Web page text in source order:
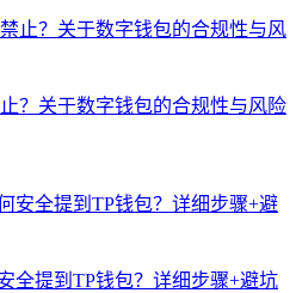
？关于数字钱包的合规性与风险
全提到TP钱包？详细步骤+避坑